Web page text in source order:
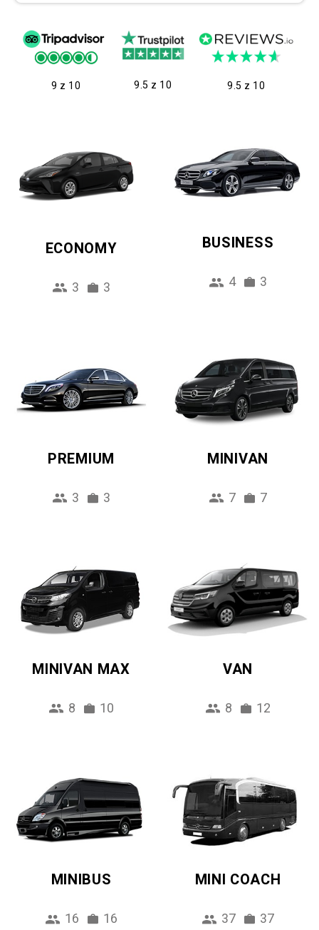
9 z 10 9.5 z 10 9.5 z 10
ECONOMY
3 3
BUSINESS
4 3
PREMIUM
3 3
MINIVAN
7 7
MINIVAN MAX
8 10
VAN
8 12
MINIBUS
16 16
MINI COACH
37 37